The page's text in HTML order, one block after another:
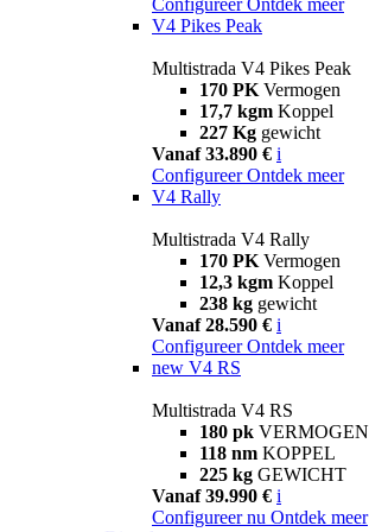
V4 Pikes Peak
Multistrada V4 Pikes Peak
170 PK Vermogen
17,7 kgm Koppel
227 Kg gewicht
Vanaf 33.890 € i
Configureer Ontdek meer
V4 Rally
Multistrada V4 Rally
170 PK Vermogen
12,3 kgm Koppel
238 kg gewicht
Vanaf 28.590 € i
Configureer Ontdek meer
new V4 RS
Multistrada V4 RS
180 pk VERMOGEN
118 nm KOPPEL
225 kg GEWICHT
Vanaf 39.990 € i
Configureer nu Ontdek meer